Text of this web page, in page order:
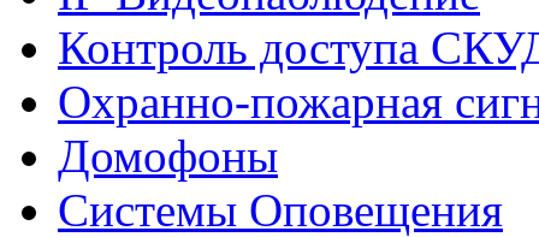
Контроль доступа
Охранно-пожарная
Домофоны
Системы Оповещения